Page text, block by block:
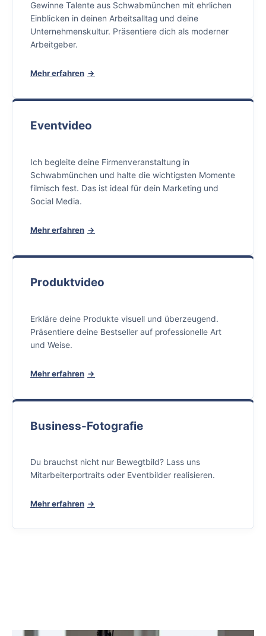
Gewinne Talente aus Schwabmünchen mit ehrlichen
Einblicken in deinen Arbeitsalltag und deine
Unternehmenskultur. Präsentiere dich als moderner
Arbeitgeber.
Mehr erfahren
Eventvideo
Ich begleite deine Firmenveranstaltung in
Schwabmünchen und halte die wichtigsten Momente
filmisch fest. Das ist ideal für dein Marketing und
Social Media.
Mehr erfahren
Produktvideo
Erkläre deine Produkte visuell und überzeugend.
Präsentiere deine Bestseller auf professionelle Art
und Weise.
Mehr erfahren
Business-Fotografie
Du brauchst nicht nur Bewegtbild? Lass uns
Mitarbeiterportraits oder Eventbilder realisieren.
Mehr erfahren